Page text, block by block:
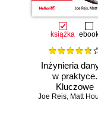
książka
Inżynieria
w praktyce.
Kluczowe
koncepcje i
Joe Reis, Matt